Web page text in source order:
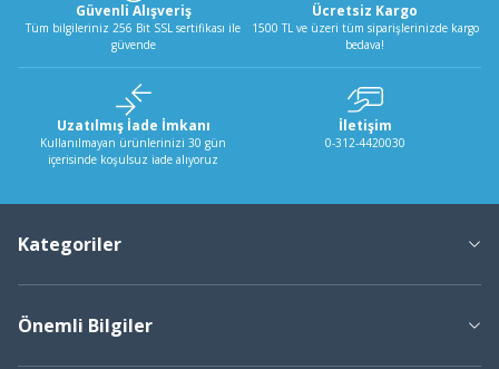
Güvenli Alışveriş
Tüm bilgileriniz 256 Bit SSL sertifikası ile
güvende
Ücretsiz Kargo
1500 TL ve üzeri tüm siparişlerinizde kargo
bedava!
Uzatılmış İade İmkanı
Kullanılmayan ürünlerinizi 30 gün
içerisinde koşulsuz iade alıyoruz
İletişim
0-312-4420030
Kategoriler
Önemli Bilgiler